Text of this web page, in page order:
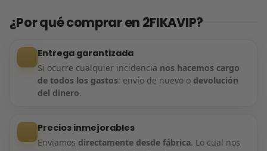
¿Por qué comprar en 2FIKAVIP?
Entrega garantizada
Si ocurre cualquier incidencia nos hacemos cargo
de todos los gastos: envío de nuevo o devolución
del dinero.
Precios inmejorables
Enviamos directamente desde fábrica. Lo cual nos